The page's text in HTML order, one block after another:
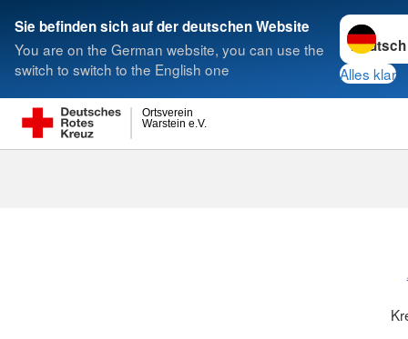
Sie befinden sich auf der deutschen Website
You are on the German website, you can use the
switch to switch to the English one
Sprache
Alles klar
Warstein e.V.
Ortsverein
Suche